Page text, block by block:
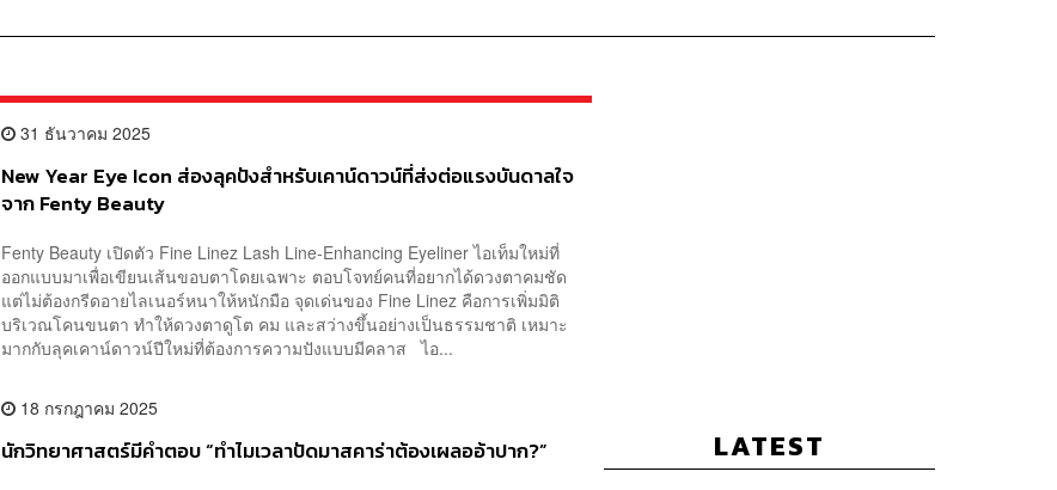
31 ธันวาคม 2025
New Year Eye Icon ส่องลุคปังสำหรับเคาน์ดาวน์ที่ส่งต่อแรงบันดาลใจ
จาก Fenty Beauty
Fenty Beauty เปิดตัว Fine Linez Lash Line-Enhancing Eyeliner ไอเท็มใหม่ที่
ออกแบบมาเพื่อเขียนเส้นขอบตาโดยเฉพาะ ตอบโจทย์คนที่อยากได้ดวงตาคมชัด
แต่ไม่ต้องกรีดอายไลเนอร์หนาให้หนักมือ จุดเด่นของ Fine Linez คือการเพิ่มมิติ
บริเวณโคนขนตา ทำให้ดวงตาดูโต คม และสว่างขึ้นอย่างเป็นธรรมชาติ เหมาะ
มากกับลุคเคาน์ดาวน์ปีใหม่ที่ต้องการความปังแบบมีคลาส ไอ...
18 กรกฎาคม 2025
นักวิทยาศาสตร์มีคำตอบ “ทำไมเวลาปัดมาสคาร่าต้องเผลออ้าปาก?” LATEST